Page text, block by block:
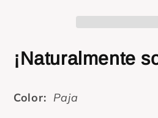
para
dama
¡Naturalmente
Color: Paja